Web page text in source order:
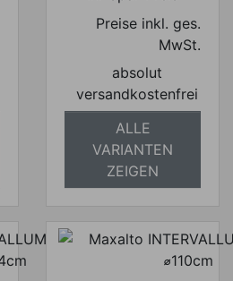
Preise inkl. ges.
MwSt.
absolut
versandkostenfrei
ALLE
VARIANTEN
ZEIGEN